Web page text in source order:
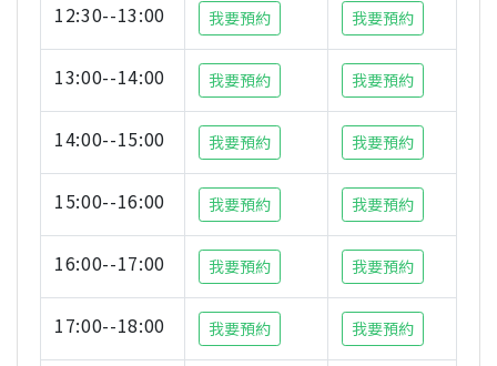
12:30--13:00 我要預約 我要預約
13:00--14:00 我要預約 我要預約
14:00--15:00 我要預約 我要預約
15:00--16:00 我要預約 我要預約
16:00--17:00 我要預約 我要預約
17:00--18:00 我要預約 我要預約